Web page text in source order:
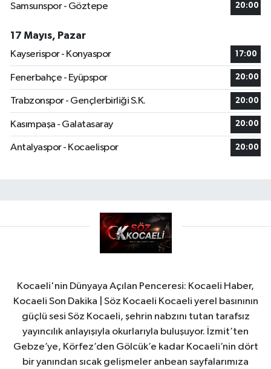
Samsunspor - Göztepe 20:00
17 Mayıs, Pazar
Kayserispor - Konyaspor
17:00
Fenerbahçe - Eyüpspor 20:00
Trabzonspor - Gençlerbirliği S.K. 20:00
Kasımpaşa - Galatasaray 20:00
Antalyaspor - Kocaelispor 20:00
Kocaeli'nin Dünyaya Açılan Penceresi: Kocaeli Haber,
Kocaeli Son Dakika | Söz Kocaeli Kocaeli yerel basınının
güçlü sesi Söz Kocaeli, şehrin nabzını tutan tarafsız
yayıncılık anlayışıyla okurlarıyla buluşuyor. İzmit’ten
Gebze’ye, Körfez’den Gölcük’e kadar Kocaeli’nin dört
bir yanından sıcak gelişmeler anbean sayfalarımıza